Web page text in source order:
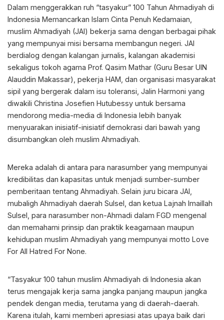
Dalam menggerakkan ruh “tasyakur” 100 Tahun Ahmadiyah di
Indonesia Memancarkan Islam Cinta Penuh Kedamaian,
muslim Ahmadiyah (JAI) bekerja sama dengan berbagai pihak
yang mempunyai misi bersama membangun negeri. JAI
berdialog dengan kalangan jurnalis, kalangan akademisi
sekaligus tokoh agama Prof. Qasim Mathar (Guru Besar UIN
Alauddin Makassar), pekerja HAM, dan organisasi masyarakat
sipil yang bergerak dalam isu toleransi, Jalin Harmoni yang
diwakili Christina Josefien Hutubessy untuk bersama
mendorong media-media di Indonesia lebih banyak
menyuarakan inisiatif-inisiatif demokrasi dari bawah yang
disumbangkan oleh muslim Ahmadiyah.
Mereka adalah di antara para narasumber yang mempunyai
kredibilitas dan kapasitas untuk menjadi sumber-sumber
pemberitaan tentang Ahmadiyah. Selain juru bicara JAI,
mubaligh Ahmadiyah daerah Sulsel, dan ketua Lajnah Imaillah
Sulsel, para narasumber non-Ahmadi dalam FGD mengenal
dan memahami prinsip dan praktik keagamaan maupun
kehidupan muslim Ahmadiyah yang mempunyai motto Love
For All Hatred For None.
“Tasyakur 100 tahun muslim Ahmadiyah di Indonesia akan
terus mengajak kerja sama jangka panjang maupun jangka
pendek dengan media, terutama yang di daerah-daerah.
Karena itulah, kami memberi apresiasi atas upaya baik dari